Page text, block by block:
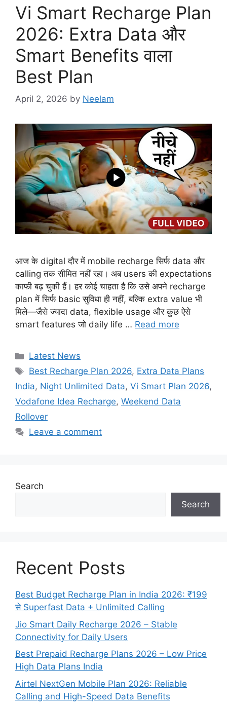
Vi Smart Recharge Plan
2026: Extra Data और
Smart Benefits वाला
Best Plan
April 2, 2026 by Neelam
आज के digital दौर में mobile recharge सिर्फ data और
calling तक सीमित नहीं रहा। अब users की expectations
काफी बढ़ चुकी हैं। हर कोई चाहता है कि उसे अपने recharge
plan में सिर्फ basic सुविधा ही नहीं, बल्कि extra value भी
मिले—जैसे ज्यादा data, flexible usage और कुछ ऐसे
smart features जो daily life … Read more
Categories
Latest News
Tags
Best Recharge Plan 2026, Extra Data Plans
India, Night Unlimited Data, Vi Smart Plan 2026,
Vodafone Idea Recharge, Weekend Data
Rollover
Leave a comment
Search
Search
Recent Posts
Best Budget Recharge Plan in India 2026: ₹199
से Superfast Data + Unlimited Calling
Jio Smart Daily Recharge 2026 – Stable
Connectivity for Daily Users
Best Prepaid Recharge Plans 2026 – Low Price
High Data Plans India
Airtel NextGen Mobile Plan 2026: Reliable
Calling and High-Speed Data Benefits